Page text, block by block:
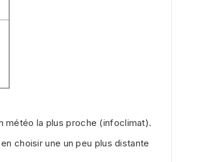
météo la plus proche (infoclimat).
choisir une un peu plus distante